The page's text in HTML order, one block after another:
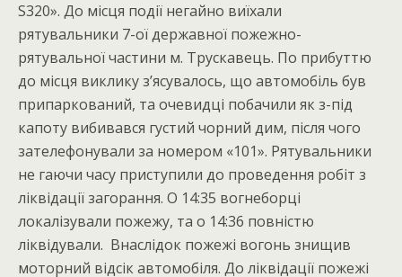
S320». До місця події негайно виїхали
рятувальники 7-ої державної пожежно-
рятувальної частини м. Трускавець. По прибуттю
до місця виклику з’ясувалось, що автомобіль був
припаркований, та очевидці побачили як з-під
капоту вибивався густий чорний дим, після чого
зателефонували за номером «101». Рятувальники
не гаючи часу приступили до проведення робіт з
ліквідації загорання. О 14:35 вогнеборці
локалізували пожежу, та о 14:36 повністю
ліквідували. Внаслідок пожежі вогонь знищив
моторний відсік автомобіля. До ліквідації пожежі